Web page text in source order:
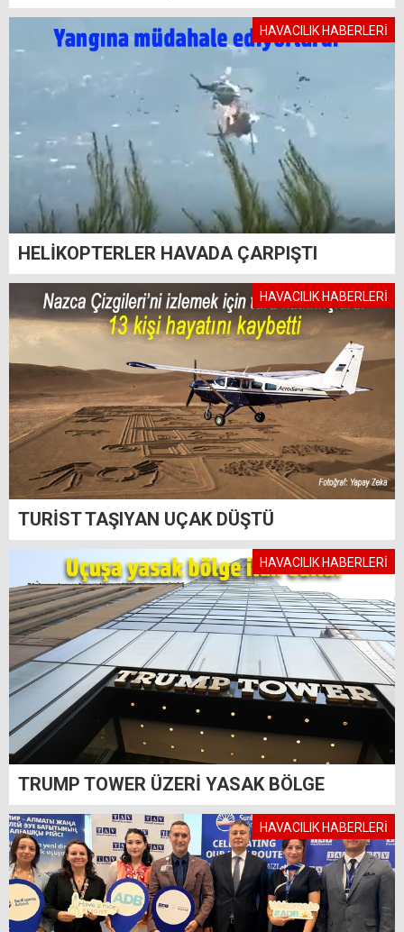
HAVACILIK HABERLERİ
HELİKOPTERLER HAVADA ÇARPIŞTI
HAVACILIK HABERLERİ
TURİST TAŞIYAN UÇAK DÜŞTÜ
HAVACILIK HABERLERİ
TRUMP TOWER ÜZERİ YASAK BÖLGE
HAVACILIK HABERLERİ